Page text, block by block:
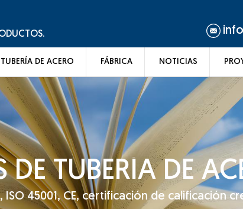
DE ACERO FÁBRICA NOTICIAS
TUBERÍA DE
ISO 45001, CE, certificación de calificación